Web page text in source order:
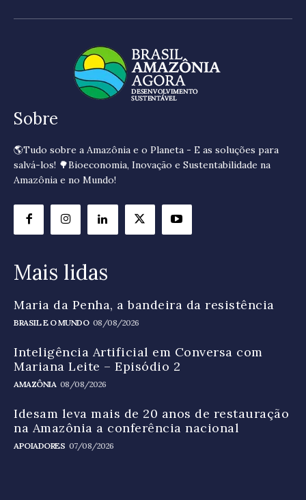
Sobre
🌎Tudo sobre a Amazônia e o Planeta - E as soluções para
salvá-los! 🌳Bioeconomia, Inovação e Sustentabilidade na
Amazônia e no Mundo!
Mais lidas
Maria da Penha, a bandeira da resistência
BRASIL E O MUNDO 08/08/2026
Inteligência Artificial em Conversa com
Mariana Leite – Episódio 2
AMAZÔNIA 08/08/2026
Idesam leva mais de 20 anos de restauração
na Amazônia a conferência nacional
APOIADORES 07/08/2026